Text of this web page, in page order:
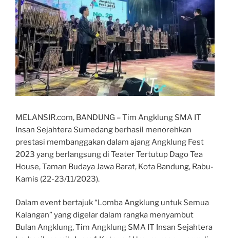
MELANSIR.com, BANDUNG – Tim Angklung SMA IT
Insan Sejahtera Sumedang berhasil menorehkan
prestasi membanggakan dalam ajang Angklung Fest
2023 yang berlangsung di Teater Tertutup Dago Tea
House, Taman Budaya Jawa Barat, Kota Bandung, Rabu-
Kamis (22-23/11/2023).
Dalam event bertajuk “Lomba Angklung untuk Semua
Kalangan” yang digelar dalam rangka menyambut
Bulan Angklung, Tim Angklung SMA IT Insan Sejahtera